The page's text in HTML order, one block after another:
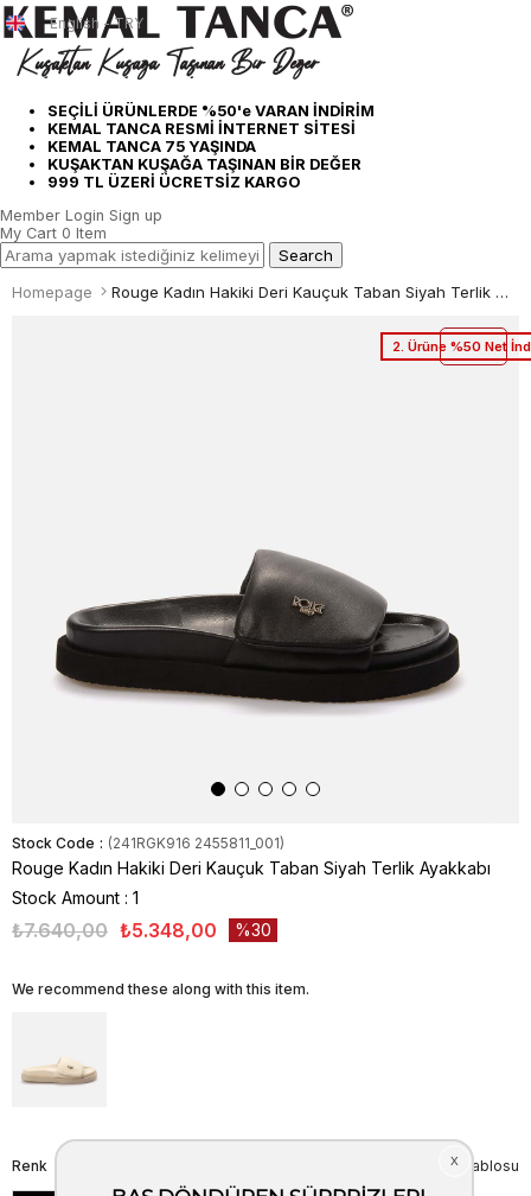
SEÇİLİ ÜRÜNLERDE %50'e VARAN İNDİRİM
KEMAL TANCA RESMİ İNTERNET SİTESİ
KEMAL TANCA 75 YAŞINDA
KUŞAKTAN KUŞAĞA TAŞINAN BİR DEĞER
999 TL ÜZERİ ÜCRETSİZ KARGO
English - TRY
Member Login Sign up
My Cart 0 Item
Homepage Rouge Kadın Hakiki Deri Kauçuk Taban Siyah Terlik Ayakkabı
2. Ürüne %50 Net
Stock Code (241RGK916 2455811_001)
Rouge Kadın Hakiki Deri Kauçuk Taban Siyah Terlik Ayakkabı
Stock Amount : 1
₺7.640,00 ₺5.348,00 30
We recommend these along with this item.
Beden Tablosu
Renk